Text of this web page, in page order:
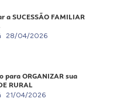
a SUCESSÃO FAMILIAR
28/04/2026
para ORGANIZAR sua
RURAL
21/04/2026